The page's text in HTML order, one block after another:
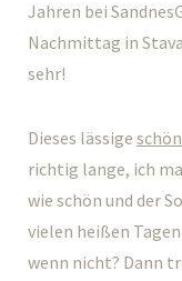
Jahren bei
Nachmittag in
sehr!
Dieses lässige
richtig lange, ich
wie schön und der
vielen heißen
wenn nicht? Dann